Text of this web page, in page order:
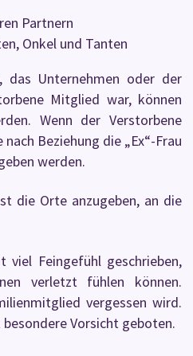
Partnern
Onkel und Tanten
das Unternehmen oder der
Mitglied war, können
Wenn der Verstorbene
Beziehung die „Ex“-Frau
werden.
die Orte anzugeben, an die
viel Feingefühl geschrieben,
verletzt fühlen können.
vergessen wird.
Vorsicht geboten.